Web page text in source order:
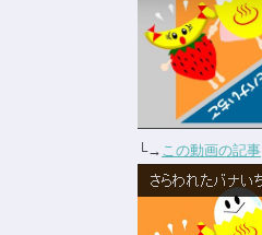
└→ この動画の記事